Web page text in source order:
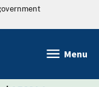
Menu